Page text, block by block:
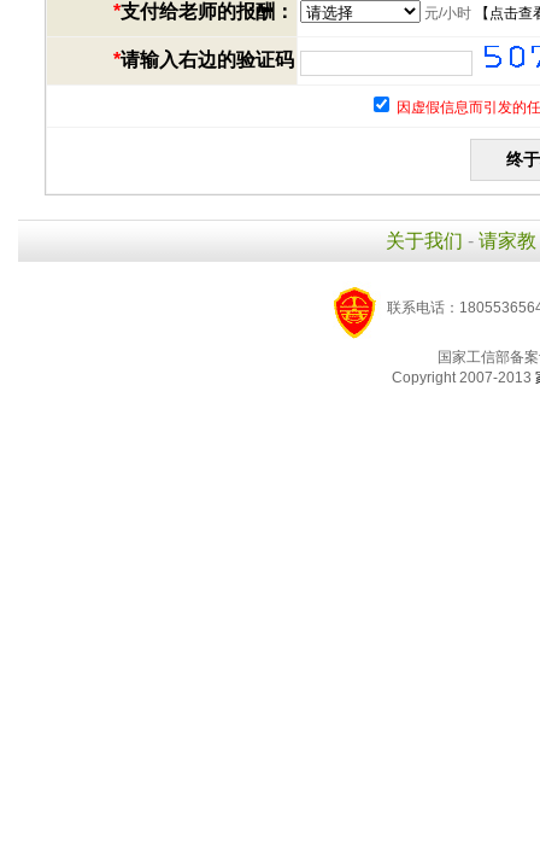
*支付给老师的报酬： 元/小时【 点击查
*请输入右边的验证码
因虚假信息而引发的
关于我们 - 请家教
联系电话：
国家工信部备
Copyright 2007-2013